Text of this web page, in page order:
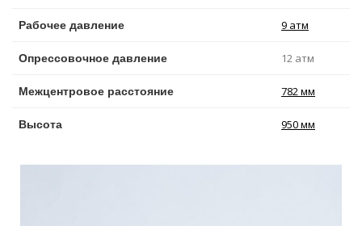
Рабочее давление 9 атм
Опрессовочное давление 12 атм
Межцентровое расстояние 782 мм
Высота 950 мм